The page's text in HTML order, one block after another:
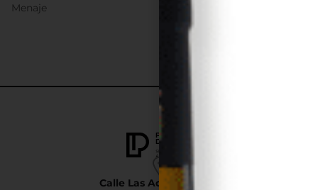
Calle Las Adelfas Nº6-B
Menaje